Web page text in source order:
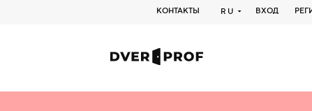
КОНТАКТЫ RU ВХОД